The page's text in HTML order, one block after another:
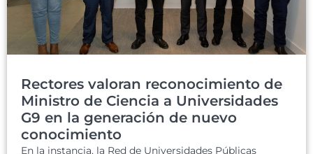
Rectores valoran reconocimiento de
Ministro de Ciencia a Universidades
G9 en la generación de nuevo
conocimiento
En la instancia, la Red de Universidades Públicas